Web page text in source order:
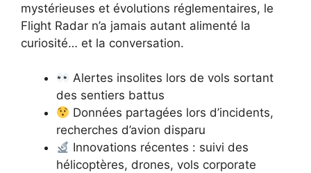
mystérieuses et évolutions réglementaires, le
Flight Radar n’a jamais autant alimenté la
curiosité… et la conversation.
Alertes insolites lors de vols sortant
des sentiers battus
Données partagées lors d’incidents,
recherches d’avion disparu
Innovations récentes : suivi des
hélicoptères, drones, vols corporate